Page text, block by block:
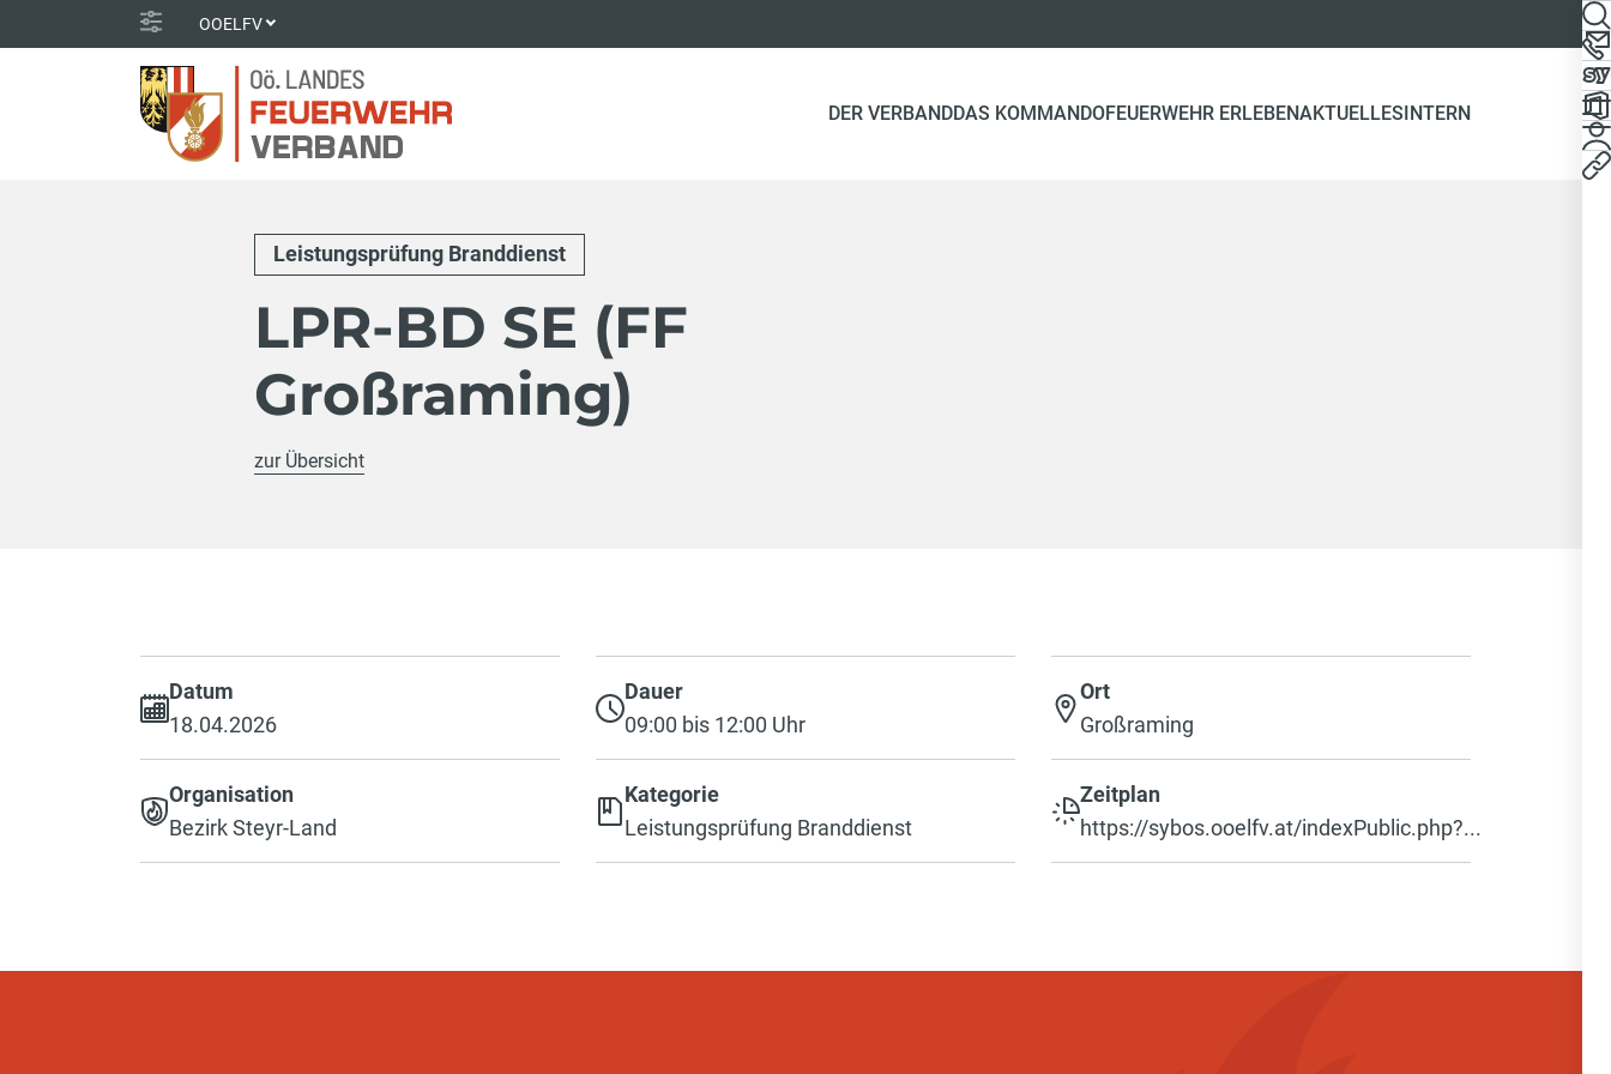
OOELFV
DER VERBANDDAS KOMMANDOFEUERWEHR ERLEBENAKTUELLESINTERN
Leistungsprüfung Branddienst
LPR-BD SE (FF
Großraming)
zur Übersicht
Datum
18.04.2026
Dauer
09:00 bis 12:00 Uhr
Ort
Großraming
Organisation
Bezirk Steyr-Land
Kategorie
Leistungsprüfung Branddienst
Zeitplan
https://sybos.ooelfv.at/indexPublic.php?...